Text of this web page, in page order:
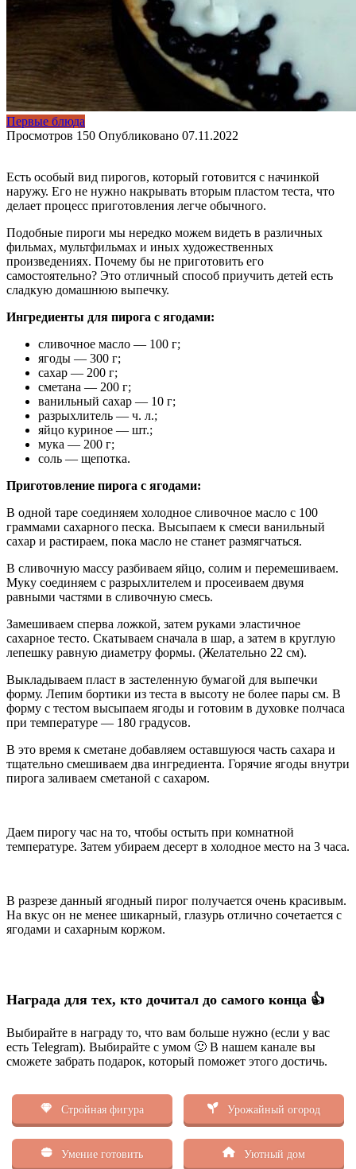
Первые блюда
Просмотров 150 Опубликовано 07.11.2022
Есть особый вид пирогов, который готовится с начинкой
наружу. Его не нужно накрывать вторым пластом теста, что
делает процесс приготовления легче обычного.
Подобные пироги мы нередко можем видеть в различных
фильмах, мультфильмах и иных художественных
произведениях. Почему бы не приготовить его
самостоятельно? Это отличный способ приучить детей есть
сладкую домашнюю выпечку.
Ингредиенты для пирога с ягодами:
сливочное масло — 100 г;
ягоды — 300 г;
сахар — 200 г;
сметана — 200 г;
ванильный сахар — 10 г;
разрыхлитель — ч. л.;
яйцо куриное — шт.;
мука — 200 г;
соль — щепотка.
Приготовление пирога с ягодами:
В одной таре соединяем холодное сливочное масло с 100
граммами сахарного песка. Высыпаем к смеси ванильный
сахар и растираем, пока масло не станет размягчаться.
В сливочную массу разбиваем яйцо, солим и перемешиваем.
Муку соединяем с разрыхлителем и просеиваем двумя
равными частями в сливочную смесь.
Замешиваем сперва ложкой, затем руками эластичное
сахарное тесто. Скатываем сначала в шар, а затем в круглую
лепешку равную диаметру формы. (Желательно 22 см).
Выкладываем пласт в застеленную бумагой для выпечки
форму. Лепим бортики из теста в высоту не более пары см. В
форму с тестом высыпаем ягоды и готовим в духовке полчаса
при температуре — 180 градусов.
В это время к сметане добавляем оставшуюся часть сахара и
тщательно смешиваем два ингредиента. Горячие ягоды внутри
пирога заливаем сметаной с сахаром.
Даем пирогу час на то, чтобы остыть при комнатной
температуре. Затем убираем десерт в холодное место на 3 часа.
В разрезе данный ягодный пирог получается очень красивым.
На вкус он не менее шикарный, глазурь отлично сочетается с
ягодами и сахарным коржом.
Награда для тех, кто дочитал до самого конца 👍
Выбирайте в награду то, что вам больше нужно (если у вас
есть Telegram). Выбирайте с умом 🙂 В нашем канале вы
сможете забрать подарок, который поможет этого достичь.
Стройная фигура Урожайный огород
Умение готовить Уютный дом